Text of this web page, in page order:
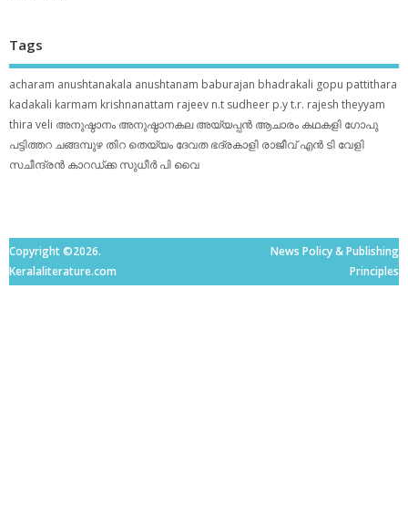
Tags
acharam anushtanakala anushtanam baburajan bhadrakali gopu pattithara
kadakali karmam krishnanattam rajeev n.t sudheer p.yt.r. rajesh theyyam
thira veli അനുഷ്ഠാനം അനുഷ്ഠാനകല അയ്യപ്പന്‍ ആചാരം കഥകളി ഗോപു
പട്ടിത്തറ ചങ്ങമ്പുഴ തിറ തെയ്യം ദേവത ഭദ്രകാളി രാജീവ് എൻ ടി വേളി
സചീന്ദ്രന്‍ കാറഡ്ക്ക സുധീര്‍ പി വൈ
Copyright ©2026.
Keralaliterature.com
News Policy & Publishing
Principles